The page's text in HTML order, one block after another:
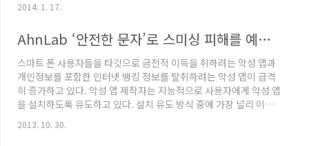
Word 및 Office Web Apps의 취약점으로 인한 원격 코드 실행 문
Windows 커널의 취약점으로 인한 권한 상승 문제점 (2914368)
Microsoft Security Bulletin MS14-003 - 중요Windows 커널
모드 드라이버의 취..
2014. 1. 17.
AhnLab ‘안전한 문자’로 스미싱 피해를 예방하세요!
스마트 폰 사용자들을 타깃으로 금전적 이득을 취하려는 악성 앱과
개인정보를 포함한 인터넷 뱅킹 정보를 탈취하려는 악성 앱이 급격
히 증가하고 있다. 악성 앱 제작자는 지능적으로 사용자에게 악성 앱
을 설치하도록 유도하고 있다. 설치 유도 방식 중에 가장 널리 이용
와 자산을 보호하기 위해 안랩에서는 '안전한 문자' 앱을 안드로이드
2013. 10. 30.